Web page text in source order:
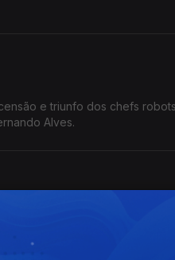
e triunfo dos chefs
Alves.
reagiu a intervenções de
Alves.